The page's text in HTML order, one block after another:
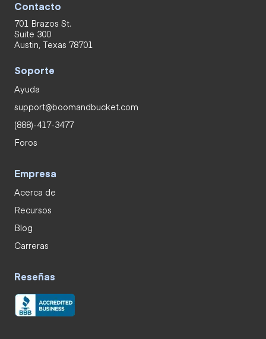
Contacto
701 Brazos St.
Suite 300
Austin, Texas 78701
Soporte
Ayuda
support@boomandbucket.com
(888)-417-3477
Foros
Empresa
Acerca de
Recursos
Blog
Carreras
Reseñas